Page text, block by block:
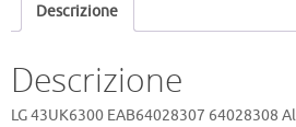
Descrizione
Descrizione
LG 43UK6300 EAB64028307 64028308